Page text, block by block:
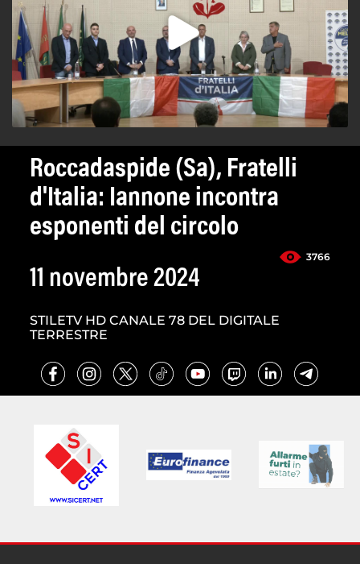
Roccadaspide (Sa), Fratelli
d'Italia: Iannone incontra
esponenti del circolo
3766
11 novembre 2024
STILETV HD CANALE 78 DEL DIGITALE
TERRESTRE